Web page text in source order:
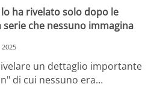
ha rivelato solo dopo le
che nessuno immagina
un dettaglio importante
di cui nessuno era…